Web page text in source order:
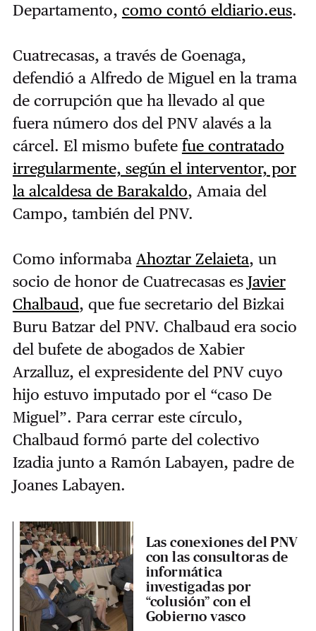
Departamento, como contó eldiario.eus.
Cuatrecasas, a través de Goenaga,
defendió a Alfredo de Miguel en la trama
de corrupción que ha llevado al que
fuera número dos del PNV alavés a la
cárcel. El mismo bufete fue contratado
irregularmente, según el interventor, por
la alcaldesa de Barakaldo, Amaia del
Campo, también del PNV.
Como informaba Ahoztar Zelaieta, un
socio de honor de Cuatrecasas es Javier
Chalbaud, que fue secretario del Bizkai
Buru Batzar del PNV. Chalbaud era socio
del bufete de abogados de Xabier
Arzalluz, el expresidente del PNV cuyo
hijo estuvo imputado por el “caso De
Miguel”. Para cerrar este círculo,
Chalbaud formó parte del colectivo
Izadia junto a Ramón Labayen, padre de
Joanes Labayen.
Las conexiones del PNV
con las consultoras de
informática
investigadas por
“colusión” con el
Gobierno vasco